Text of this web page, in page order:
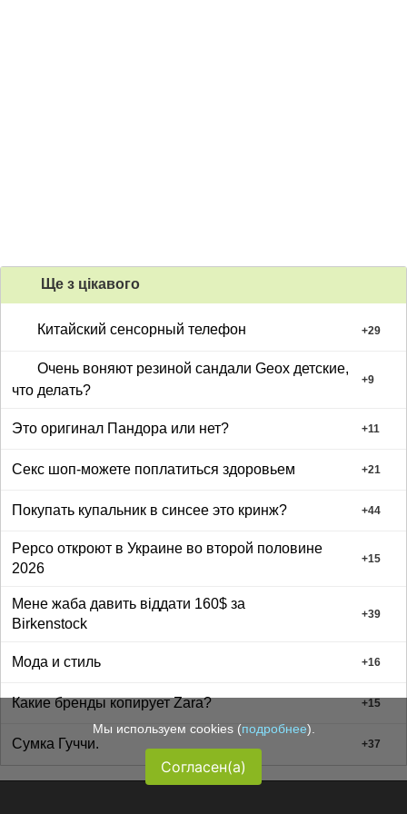
Ще з цiкавого
Китайский сенсорный телефон +29
Очень воняют резиной сандали Geox детские,
что делать?
+9
Это оригинал Пандора или нет? +11
Секс шоп-можете поплатиться здоровьем +21
Покупать купальник в синсее это кринж? +44
Pepco откроют в Украине во второй половине
2026
+15
Мене жаба давить віддати 160$ за
Birkenstock
+39
Мода и стиль +16
Какие бренды копирует Zara? +15
Сумка Гуччи. +37
Мы используем cookies (подробнее).
Согласен(а)